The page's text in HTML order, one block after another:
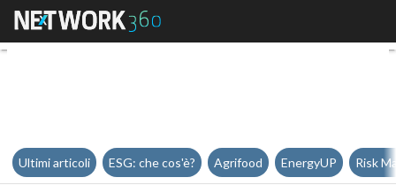
Cubo Software guida le
Ultimi articoli ESG: che cos'è? Agrifood EnergyUP Risk